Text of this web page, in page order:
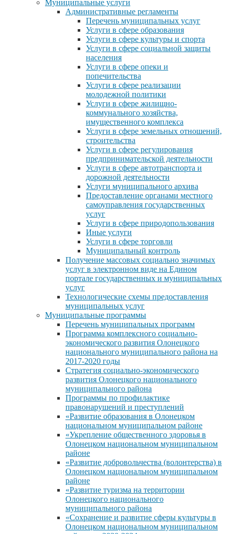
Муниципальные услуги
Административные регламенты
Перечень муниципальных услуг
Услуги в сфере образования
Услуги в сфере культуры и спорта
Услуги в сфере социальной защиты
населения
Услуги в сфере опеки и
попечительства
Услуги в сфере реализации
молодежной политики
Услуги в сфере жилищно-
коммунального хозяйства,
имущественного комплекса
Услуги в сфере земельных отношений,
строительства
Услуги в сфере регулирования
предпринимательской деятельности
Услуги в сфере автотранспорта и
дорожной деятельности
Услуги муниципального архива
Предоставление органами местного
самоуправления государственных
услуг
Услуги в сфере природопользования
Иные услуги
Услуги в сфере торговли
Муниципальный контроль
Получение массовых социально значимых
услуг в электронном виде на Едином
портале государственных и муниципальных
услуг
Технологические схемы предоставления
муниципальных услуг
Муниципальные программы
Перечень муниципальных программ
Программа комплексного социально-
экономического развития Олонецкого
национального муниципального района на
2017-2020 годы
Стратегия социально-экономического
развития Олонецкого национального
муниципального района
Программы по профилактике
правонарушений и преступлений
«Развитие образования в Олонецком
национальном муниципальном районе
«Укрепление общественного здоровья в
Олонецком национальном муниципальном
районе
«Развитие добровольчества (волонтерства) в
Олонецком национальном муниципальном
районе
«Развитие туризма на территории
Олонецкого национального
муниципального района
«Сохранение и развитие сферы культуры в
Олонецком национальном муниципальном